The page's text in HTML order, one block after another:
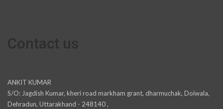
ANKIT KUMAR
S/O: Jagdish Kumar, kheri road markham grant, dharmuchak, Doiwala,
Dehradun, Uttarakhand - 248140 ,